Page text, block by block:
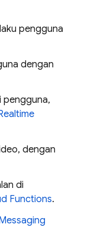
pengguna
dengan
pengguna,
dengan
di
Functions.